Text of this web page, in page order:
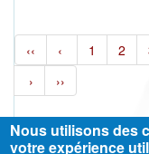
‹‹ ‹ 1 2
›
››
Nous utilisons des
votre expérience